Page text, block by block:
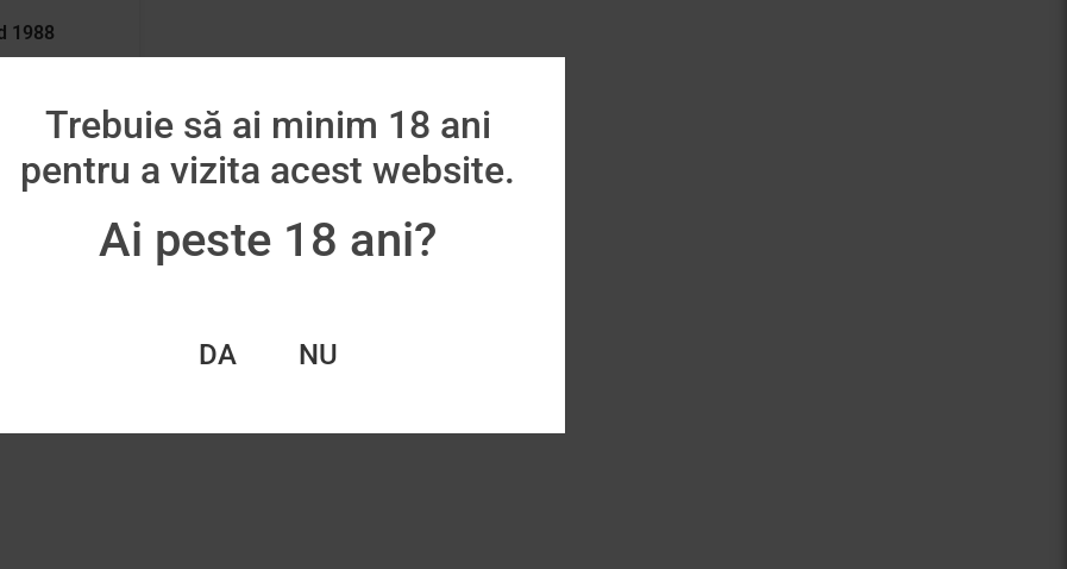
1988
Trebuie să ai minim 18 ani
pentru a vizita acest website.
Ai peste 18 ani?
DA NU